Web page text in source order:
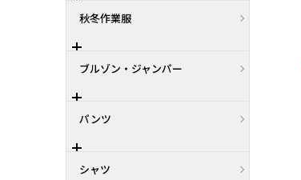
秋冬作業服
ブルゾン・ジャンパー
パンツ
シャツ